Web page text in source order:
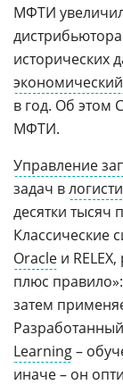
МФТИ
исторических
в год. Об этом
МФТИ.
Управление
задач в
десятки тысяч
Классические
Oracle и
плюс
затем
Learning–
иначе – он